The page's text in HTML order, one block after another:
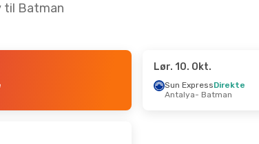
til Batman
- Søn. 18. Okt.
1 Mellemlanding
Lør. 10. Okt.
Sun ExpressDirekte
Antalya- Batman